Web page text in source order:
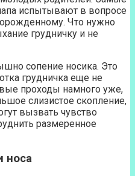
испытывают в вопросе
Что нужно
грудничку и не
сопение носика. Это
грудничка еще не
проходы намного уже,
слизистое скопление,
вызвать чувство
размеренное
носа